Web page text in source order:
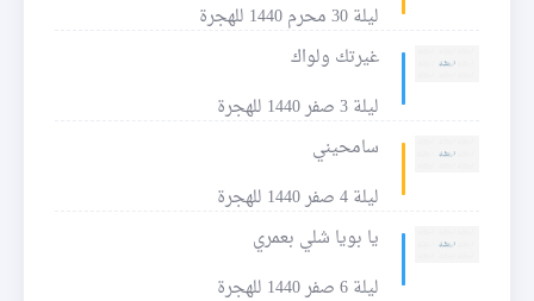
ليلة 30 محرم 1440 للهجرة
غيرتك ولواك
ليلة 3 صفر 1440 للهجرة
سامحيني
ليلة 4 صفر 1440 للهجرة
يا بويا شلي بعمري
ليلة 6 صفر 1440 للهجرة